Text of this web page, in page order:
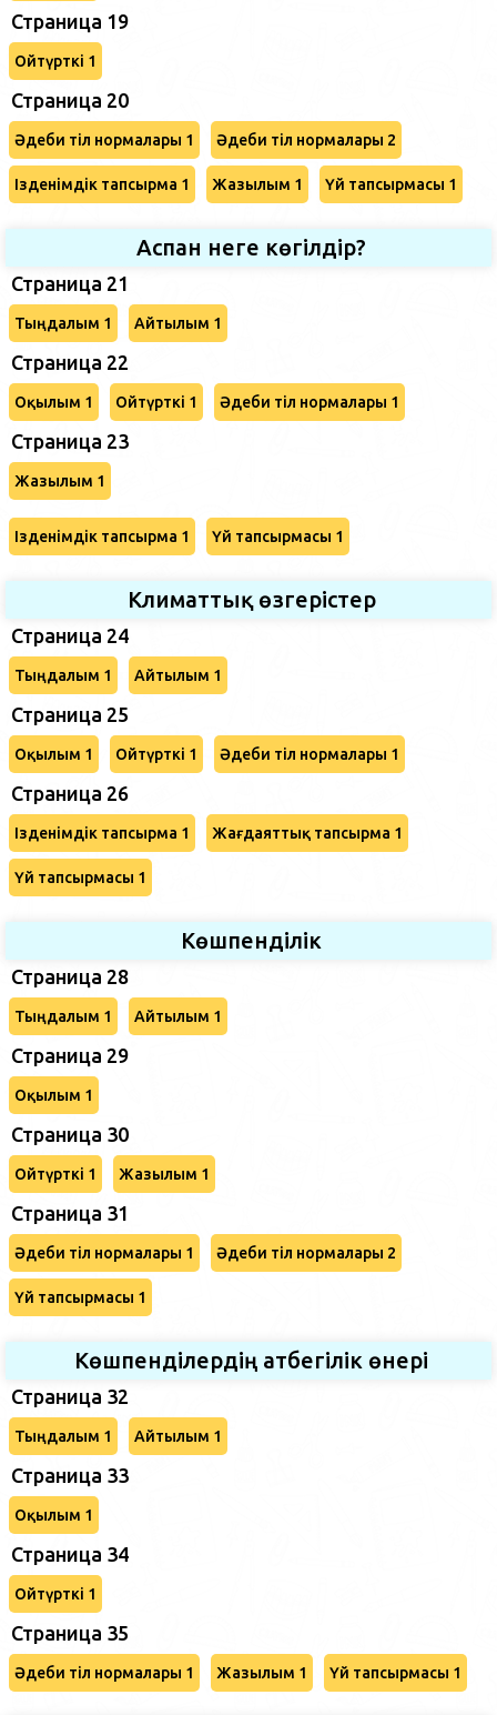
Страница 19
Ойтүрткі 1
Страница 20
Әдеби тіл нормалары 1 Әдеби тіл нормалары 2
Ізденімдік тапсырма 1 Жазылым 1 Үй тапсырмасы 1
Аспан неге көгілдір?
Страница 21
Тыңдалым 1 Айтылым 1
Страница 22
Оқылым 1 Ойтүрткі 1 Әдеби тіл нормалары 1
Страница 23
Жазылым 1
Ізденімдік тапсырма 1 Үй тапсырмасы 1
Климаттық өзгерістер
Страница 24
Тыңдалым 1 Айтылым 1
Страница 25
Оқылым 1 Ойтүрткі 1 Әдеби тіл нормалары 1
Страница 26
Ізденімдік тапсырма 1 Жағдаяттық тапсырма 1
Үй тапсырмасы 1
Көшпенділік
Страница 28
Тыңдалым 1 Айтылым 1
Страница 29
Оқылым 1
Страница 30
Ойтүрткі 1 Жазылым 1
Страница 31
Әдеби тіл нормалары 1 Әдеби тіл нормалары 2
Үй тапсырмасы 1
Көшпенділердің атбегілік өнері
Страница 32
Тыңдалым 1 Айтылым 1
Страница 33
Оқылым 1
Страница 34
Ойтүрткі 1
Страница 35
Әдеби тіл нормалары 1 Жазылым 1 Үй тапсырмасы 1